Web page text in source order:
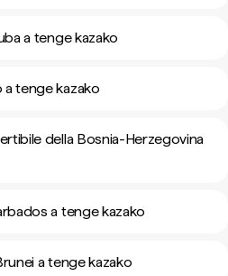
a tenge kazako
a tenge kazako
della Bosnia-Herzegovina
a tenge kazako
a tenge kazako